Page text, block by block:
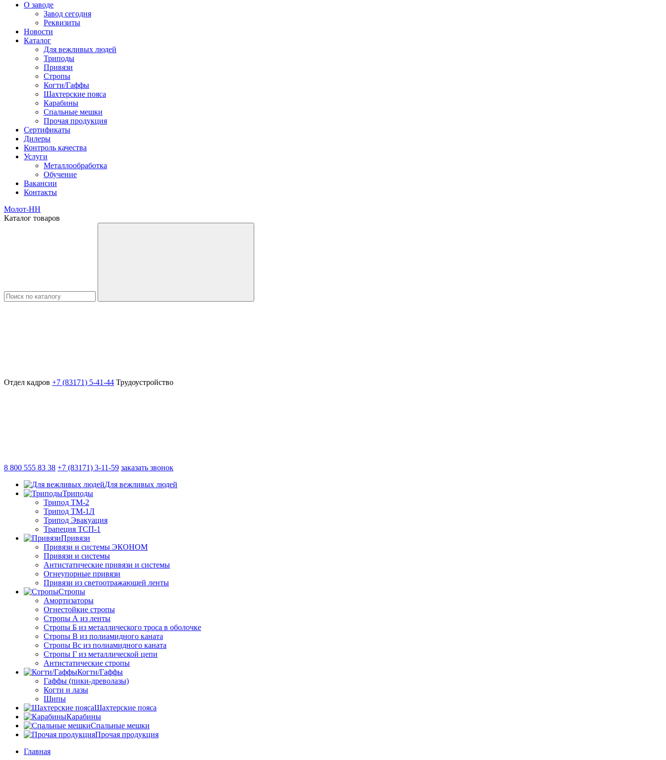
О заводе
Завод сегодня
Реквизиты
Новости
Каталог
Для вежливых людей
Триподы
Привязи
Стропы
Когти/Гаффы
Шахтерские пояса
Карабины
Спальные мешки
Прочая продукция
Сертификаты
Дилеры
Контроль качества
Услуги
Металлообработка
Обучение
Вакансии
Контакты
Молот-НН
Каталог товаров
Отдел кадров +7 (83171) 5-41-44 Трудоустройство
8 800 555 83 38 +7 (83171) 3-11-59 заказать звонок
Для вежливых людей
Триподы
Трипод ТМ-2
Трипод ТМ-1Л
Трипод Эвакуация
Трапеция ТСП-1
Привязи
Привязи и системы ЭКОНОМ
Привязи и системы
Антистатические привязи и системы
Огнеупорные привязи
Привязи из светоотражающей ленты
Стропы
Амортизаторы
Огнестойкие стропы
Стропы А из ленты
Стропы Б из металлического троса в оболочке
Стропы В из полиамидного каната
Стропы Вс из полиамидного каната
Стропы Г из металлической цепи
Антистатические стропы
Когти/Гаффы
Гаффы (пики-древолазы)
Когти и лазы
Шипы
Шахтерские пояса
Карабины
Спальные мешки
Прочая продукция
Главная